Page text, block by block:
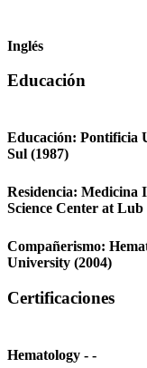
Inglés
Educación
Educación: Pontificia
Sul (1987)
Residencia: Medicina
Science Center at Lub
Compañerismo:
University (2004)
Certificaciones
Hematology - -